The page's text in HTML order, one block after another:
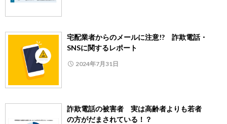
宅配業者からのメールに注意!? 詐欺電話・
SNSに関するレポート
2024年7月31日
詐欺電話の被害者 実は高齢者よりも若者
の方がだまされている！？